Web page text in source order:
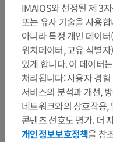
동물 비교 해부학
번역
IMAIOS와 선정된 제 3
또는 유사 기술을 사용
아니라 특정 개인 데이
위치데이터, 고유 식별
있게 합니다. 이 데이터
처리됩니다: 사용자 경
서비스의 분석과 개선,
네트워크와의 상호작용,
콘텐츠 선호도 평가. 더
개인정보보호정책을 참